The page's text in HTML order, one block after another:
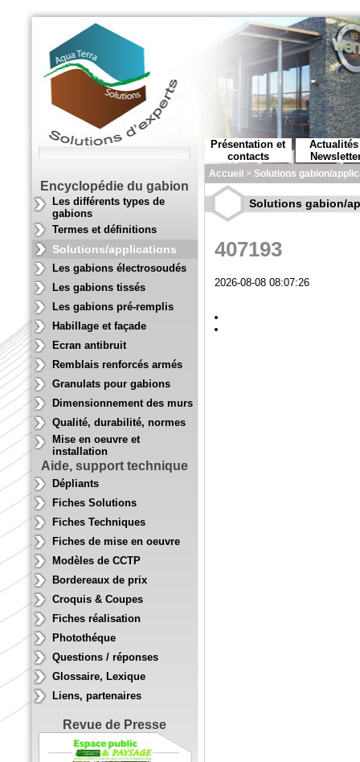
Encyclopédie du gabion
Les différents types de
gabions
Termes et définitions
Solutions/applications
Les gabions électrosoudés
Les gabions tissés
Les gabions pré-remplis
Habillage et façade
Ecran antibruit
Remblais renforcés armés
Granulats pour gabions
Dimensionnement des murs
Qualité, durabilité, normes
Mise en oeuvre et
installation
Aide, support technique
Dépliants
Fiches Solutions
Fiches Techniques
Fiches de mise en oeuvre
Modèles de CCTP
Bordereaux de prix
Croquis & Coupes
Fiches réalisation
Photothéque
Questions / réponses
Glossaire, Lexique
Liens, partenaires
Revue de Presse
Présentation et
contacts
Actualités
Accueil > Solutions gabion/
Solutions gabion/
407193
2026-08-08 08:07:26